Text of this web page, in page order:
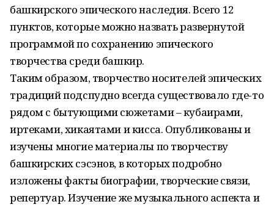
башкирского эпического наследия. Всего 12
пунктов, которые можно назвать развернутой
программой по сохранению эпического
творчества среди башкир.
Таким образом, творчество носителей эпических
традиций подспудно всегда существовало где-то
рядом с бытующими сюжетами – кубаирами,
иртеками, хикаятами и кисса. Опубликованы и
изучены многие материалы по творчеству
башкирских сэсэнов, в которых подробно
изложены факты биографии, творческие связи,
репертуар. Изучение же музыкального аспекта и